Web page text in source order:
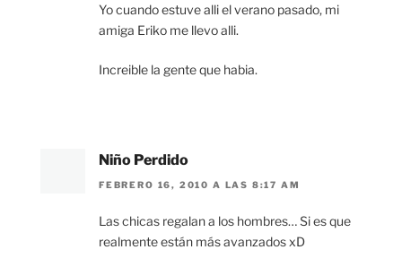
Yo cuando estuve alli el verano pasado, mi
amiga Eriko me llevo alli.
Increible la gente que habia.
Niño Perdido
FEBRERO 16, 2010 A LAS 8:17 AM
Las chicas regalan a los hombres… Si es que
realmente están más avanzados xD